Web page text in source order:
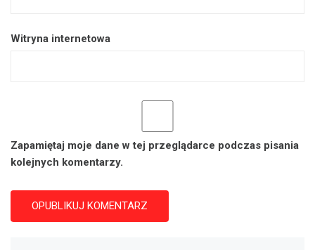
Witryna internetowa
Zapamiętaj moje dane w tej przeglądarce podczas pisania
kolejnych komentarzy.